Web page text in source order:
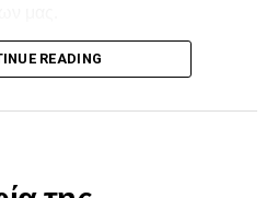
να βασίζεται μόνο στην
σχεδιασμός με έμφαση
τον εθελοντισμό και τη
εμπλεκόμενων φορέων.
READING